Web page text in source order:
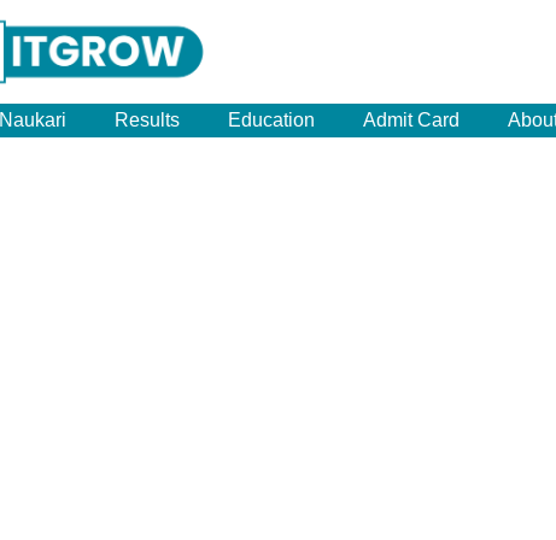
Naukari Results Education Admit Card